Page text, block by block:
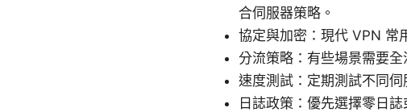
合伺服器策略。
協定與加密：現代 VPN 常
分流策略：有些場景需要
速度測試：定期測試不同
日誌政策：優先選擇零日